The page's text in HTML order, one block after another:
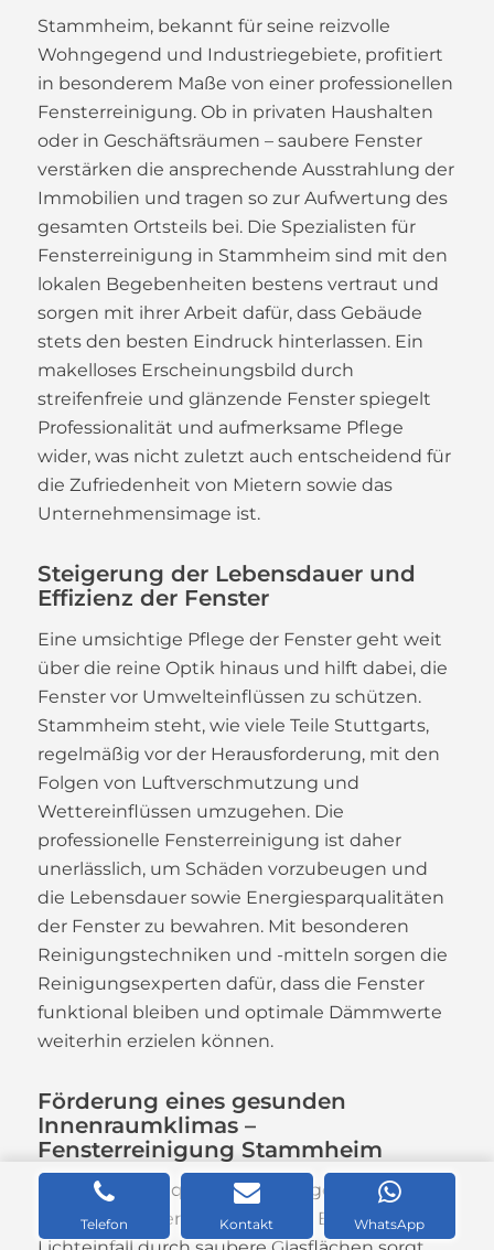
Stammheim, bekannt für seine reizvolle
Wohngegend und Industriegebiete, profitiert
in besonderem Maße von einer professionellen
Fensterreinigung. Ob in privaten Haushalten
oder in Geschäftsräumen – saubere Fenster
verstärken die ansprechende Ausstrahlung der
Immobilien und tragen so zur Aufwertung des
gesamten Ortsteils bei. Die Spezialisten für
Fensterreinigung in Stammheim sind mit den
lokalen Begebenheiten bestens vertraut und
sorgen mit ihrer Arbeit dafür, dass Gebäude
stets den besten Eindruck hinterlassen. Ein
makelloses Erscheinungsbild durch
streifenfreie und glänzende Fenster spiegelt
Professionalität und aufmerksame Pflege
wider, was nicht zuletzt auch entscheidend für
die Zufriedenheit von Mietern sowie das
Unternehmensimage ist.
Steigerung der Lebensdauer und
Effizienz der Fenster
Eine umsichtige Pflege der Fenster geht weit
über die reine Optik hinaus und hilft dabei, die
Fenster vor Umwelteinflüssen zu schützen.
Stammheim steht, wie viele Teile Stuttgarts,
regelmäßig vor der Herausforderung, mit den
Folgen von Luftverschmutzung und
Wettereinflüssen umzugehen. Die
professionelle Fensterreinigung ist daher
unerlässlich, um Schäden vorzubeugen und
die Lebensdauer sowie Energiesparqualitäten
der Fenster zu bewahren. Mit besonderen
Reinigungstechniken und -mitteln sorgen die
Reinigungsexperten dafür, dass die Fenster
funktional bleiben und optimale Dämmwerte
weiterhin erzielen können.
Förderung eines gesunden
Innenraumklimas –
Fensterreinigung Stammheim
Die Innenraumqualität ist maßgeblich von der
Reinheit der Fenster abhängig. Ein höherer
Telefon Kontakt WhatsApp